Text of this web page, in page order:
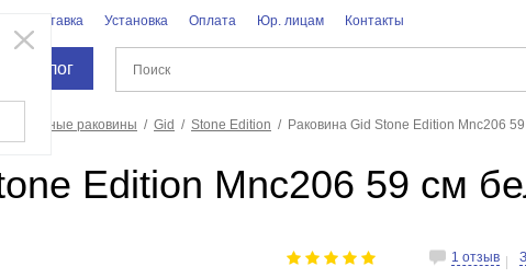
Доставка Установка Оплата Юр. лицам Контакты
Каталог
Накладные раковины Gid Stone Edition Раковина Gid Stone Edition Mnc206
Edition Mnc206 59 см
1 отзыв